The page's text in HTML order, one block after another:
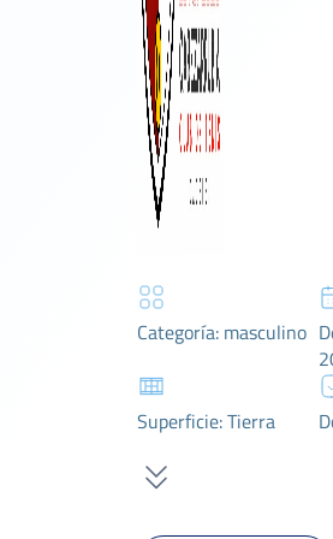
Categoría: masculino
Superficie: Tierra